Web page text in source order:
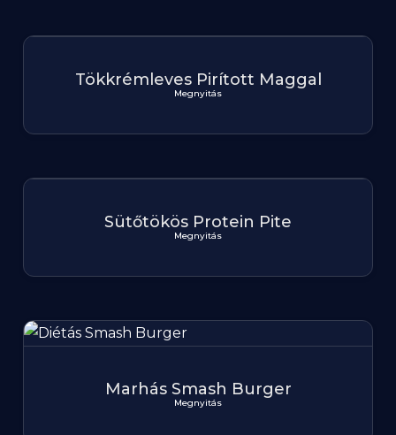
Tökkrémleves Pirított Maggal
Megnyitás
Sütőtökös Protein Pite
Megnyitás
Marhás Smash Burger
Megnyitás